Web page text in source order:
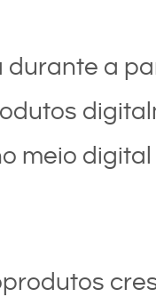
durante a
meio